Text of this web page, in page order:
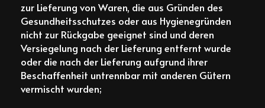
zur Lieferung von Waren, die aus Gründen des
Gesundheitsschutzes oder aus Hygienegründen
nicht zur Rückgabe geeignet sind und deren
Versiegelung nach der Lieferung entfernt wurde
oder die nach der Lieferung aufgrund ihrer
Beschaffenheit untrennbar mit anderen Gütern
vermischt wurden;